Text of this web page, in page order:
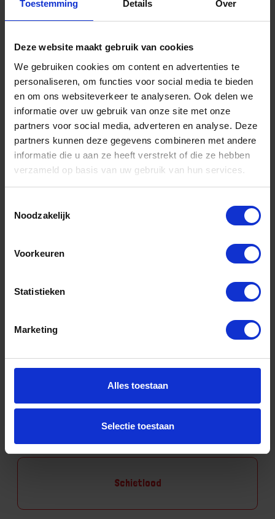
Toestemming Details Over
Deze website maakt gebruik van cookies
We gebruiken cookies om content en advertenties te
personaliseren, om functies voor social media te bieden
en om ons websiteverkeer te analyseren. Ook delen we
informatie over uw gebruik van onze site met onze
partners voor social media, adverteren en analyse. Deze
partners kunnen deze gegevens combineren met andere
informatie die u aan ze heeft verstrekt of die ze hebben
verzameld op basis van uw gebruik van hun services.
Noodzakelijk
Voorkeuren
Statistieken
Marketing
Alles toestaan
Selectie toestaan
Micrometer, toebehoren
Micrometers
Rolbandmaten
Schietlood